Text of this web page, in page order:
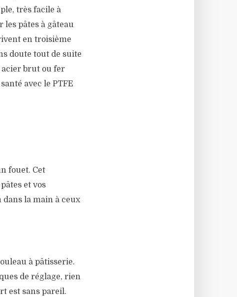
très facile à
pâtes à gâteau
en troisième
doute tout de suite
acier brut ou fer
avec le PTFE
fouet. Cet
et vos
la main à ceux
à pâtisserie.
de réglage, rien
est sans pareil.